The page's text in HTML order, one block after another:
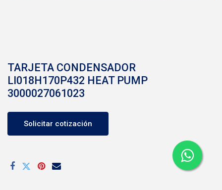
TARJETA CONDENSADOR
LI018H170P432 HEAT PUMP
3000027061023
Solicitar cotización